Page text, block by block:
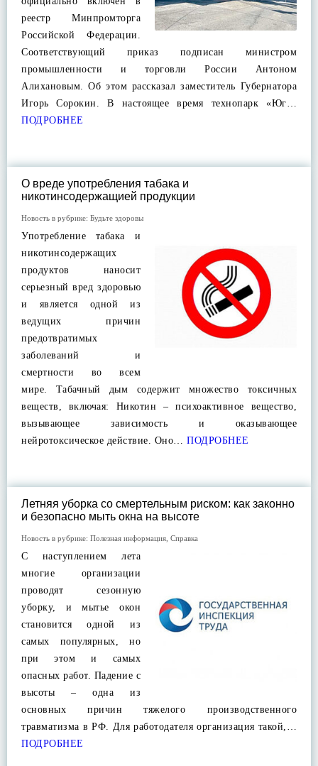
реестр Минпромторга
Российской Федерации.
Соответствующий приказ подписан министром
промышленности и торговли России Антоном
Алихановым. Об этом рассказал заместитель Губернатора
Игорь Сорокин. В настоящее время технопарк «Юг…
ПОДРОБНЕЕ
О вреде употребления табака и
никотинсодержащией продукции
Новость в рубрике: Будьте здоровы
Употребление табака и
никотинсодержащих
продуктов наносит
серьезный вред здоровью
и является одной из
ведущих причин
предотвратимых
заболеваний и
смертности во всем
мире. Табачный дым содержит множество токсичных
веществ, включая: Никотин – психоактивное вещество,
вызывающее зависимость и оказывающее
нейротоксическое действие. Оно… ПОДРОБНЕЕ
Летняя уборка со смертельным риском: как законно
и безопасно мыть окна на высоте
Новость в рубрике: Полезная информация Справка
С наступлением лета
многие организации
проводят сезонную
уборку, и мытье окон
становится одной из
самых популярных, но
при этом и самых
опасных работ. Падение с
высоты – одна из
основных причин тяжелого производственного
травматизма в РФ. Для работодателя организация такой,…
ПОДРОБНЕЕ